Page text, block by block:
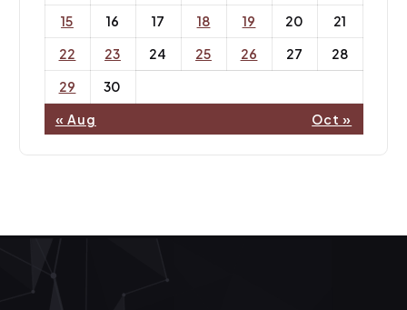
15
16 17 18 19 20
21
22
23 24 25 26 27
28
29
30
« Aug Oct »